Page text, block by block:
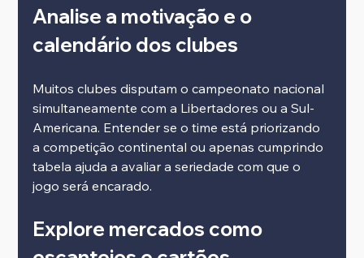
Analise a motivação e o
calendário dos clubes
Muitos clubes disputam o campeonato nacional
simultaneamente com a Libertadores ou a Sul-
Americana. Entender se o time está priorizando
a competição continental ou apenas cumprindo
tabela ajuda a avaliar a seriedade com que o
jogo será encarado.
Explore mercados como